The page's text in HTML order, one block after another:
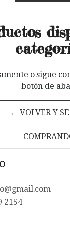
o sigue
botón de
← VOLVER Y
2154